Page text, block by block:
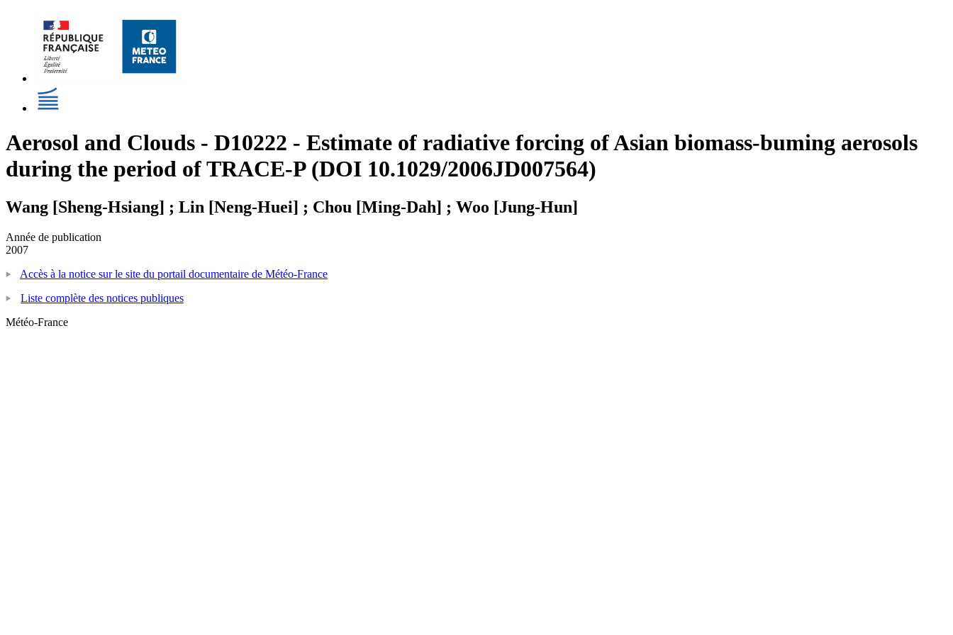
Aerosol and Clouds - D10222 - Estimate of radiative forcing of Asian biomass-buming aerosols
during the period of TRACE-P (DOI 10.1029/2006JD007564)
Wang [Sheng-Hsiang] ; Lin [Neng-Huei] ; Chou [Ming-Dah] ; Woo [Jung-Hun]
Année de publication
2007
Accès à la notice sur le site du portail documentaire de Météo-France
Liste complète des notices publiques
Météo-France